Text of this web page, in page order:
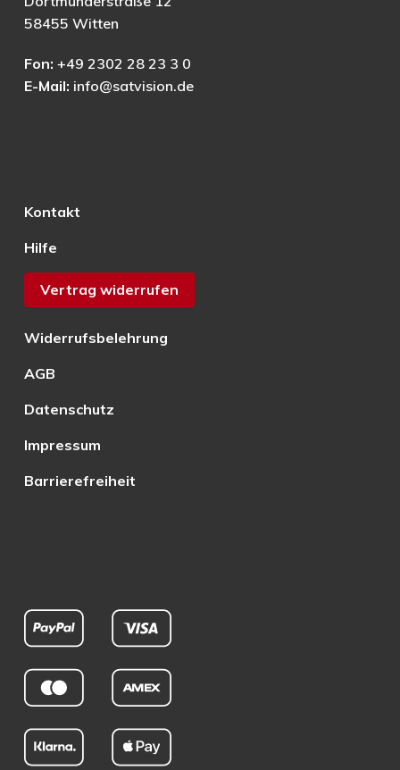
58455 Witten
Fon: +49 2302 28 23 3 0
E-Mail: info@satvision.de
Kontakt
Hilfe
Vertrag widerrufen
Widerrufsbelehrung
AGB
Datenschutz
Impressum
Barrierefreiheit